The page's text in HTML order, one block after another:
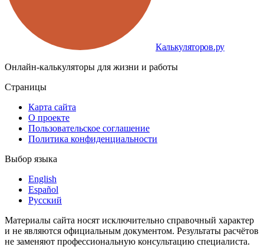
Калькуляторов.ру
Онлайн-калькуляторы для жизни и работы
Страницы
Карта сайта
О проекте
Пользовательское соглашение
Политика конфиденциальности
Выбор языка
English
Español
Русский
Материалы сайта носят исключительно справочный характер
и не являются официальным документом. Результаты расчётов
не заменяют профессиональную консультацию специалиста.